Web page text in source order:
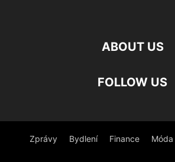
ABOUT US
FOLLOW US
Zprávy Bydlení Finance